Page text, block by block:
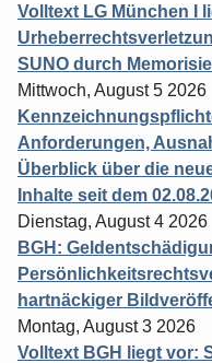
Volltext LG München I
SUNO durch
Mittwoch, August 5 2026
Anforderungen,
Überblick über die
Inhalte seit dem
Dienstag, August 4 2026
BGH:
hartnäckiger
Montag, August 3 2026
Volltext BGH liegt vor: